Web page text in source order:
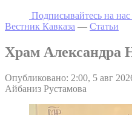
Подписывайтесь на
Вестник Кавказа — Статьи
Храм Александра
Опубликовано: 2:00, 5 авг
Айбаниз Рустамова